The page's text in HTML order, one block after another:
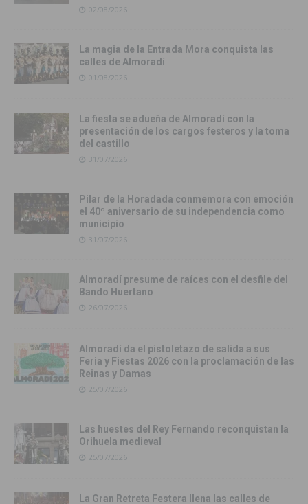
02/08/2026
La magia de la Entrada Mora conquista las
calles de Almoradí
01/08/2026
La fiesta se adueña de Almoradí con la
presentación de los cargos festeros y la toma
del castillo
31/07/2026
Pilar de la Horadada conmemora con emoción
el 40º aniversario de su independencia como
municipio
31/07/2026
Almoradí presume de raíces con el desfile del
Bando Huertano
26/07/2026
Almoradí da el pistoletazo de salida a sus
Feria y Fiestas 2026 con la proclamación de las
Reinas y Damas
25/07/2026
Las huestes del Rey Fernando reconquistan la
Orihuela medieval
25/07/2026
La Gran Retreta Festera llena las calles de